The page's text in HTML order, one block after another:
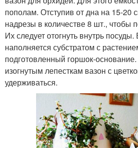
пополам. Отступив от дна на 15-20
надрезы в количестве 8 шт., чтобы
Их следует отогнуть внутрь
наполняется субстратом с
подготовленный горшок-
изогнутым лепесткам вазон с
удерживаться.